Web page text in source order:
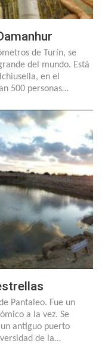
de Turín, se
del mundo. Está
en el
500 personas…
Pantaleo. Fue un
a la vez. Se
antiguo puerto
de la…